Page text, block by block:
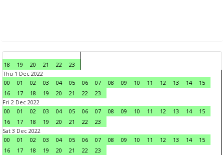
18 19 20 21 22
23
Thu 1 Dec 2022
00
01 02 03 04 05 06 07 08 09 10 11 12 13 14
15
16
17 18 19 20 21 22
23
Fri 2 Dec 2022
00
01 02 03 04 05 06 07 08 09 10 11 12 13 14
15
16
17 18 19 20 21 22
23
Sat 3 Dec 2022
00
01 02 03 04 05 06 07 08 09 10 11 12 13 14
15
16
17 18 19 20 21 22
23